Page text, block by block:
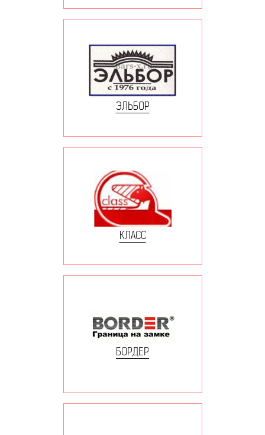
ЭЛЬБОР
КЛАСС
БОРДЕР